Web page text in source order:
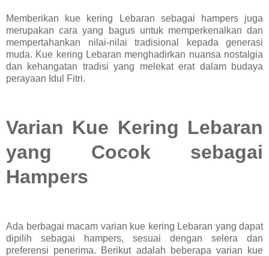
Memberikan kue kering Lebaran sebagai hampers juga
merupakan cara yang bagus untuk memperkenalkan dan
mempertahankan nilai-nilai tradisional kepada generasi
muda. Kue kering Lebaran menghadirkan nuansa nostalgia
dan kehangatan tradisi yang melekat erat dalam budaya
perayaan Idul Fitri.
Varian Kue Kering Lebaran
yang Cocok sebagai
Hampers
Ada berbagai macam varian kue kering Lebaran yang dapat
dipilih sebagai hampers, sesuai dengan selera dan
preferensi penerima. Berikut adalah beberapa varian kue